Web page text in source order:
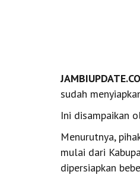
sudah
Ini disampaikan
Menurutnya,
mulai dari
dipersiapkan